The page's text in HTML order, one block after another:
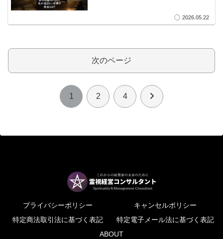
2026.05.22
次のページ
1 2 4 次
プライバシーポリシー
キャンセルポリシー
特定商法取引法に基づく表記
特定電子メール法に基づく表記
ABOUT